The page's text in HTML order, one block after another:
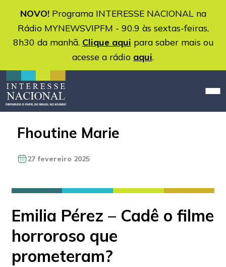
NOVO!Programa INTERESSE NACIONAL na
Rádio MYNEWSVIPFM - 90.9 às sextas-feiras,
8h30 da manhã. Clique aqui para saber mais ou
acesse a rádio aqui.
Fhoutine Marie
27 fevereiro 2025
Emilia Pérez – Cadê o filme
horroroso que
prometeram?